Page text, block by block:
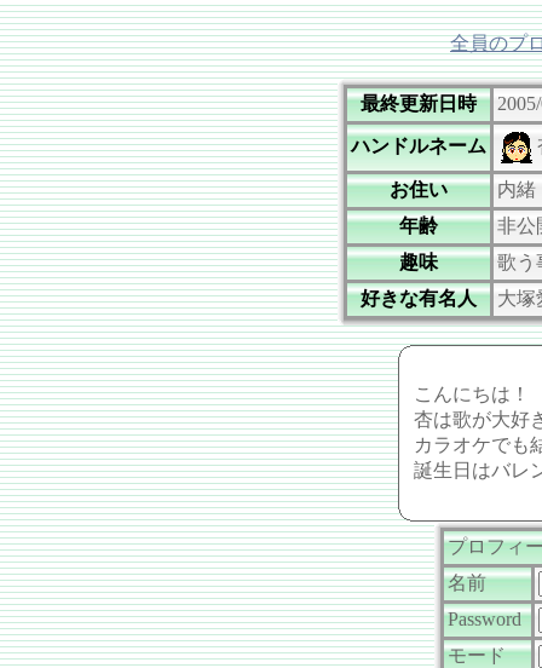
全員のプ
最終更新日時
ハンドルネーム
お住い
内緒
年齢
非公
趣味
歌
好きな有名人
大
こんにちは！
杏は歌が大好
カラオケでも
誕生日はバレ
プロフィ
名前
Password
モード